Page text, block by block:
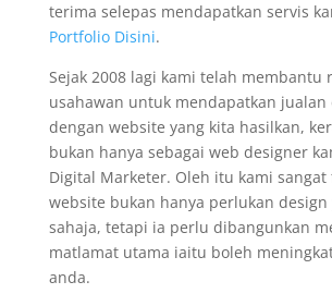
terima selepas mendapatkan servis
Portfolio Disini.
Sejak 2008 lagi kami telah membantu
usahawan untuk mendapatkan jualan
dengan website yang kita hasilkan,
bukan hanya sebagai web designer
Digital Marketer. Oleh itu kami sangat
website bukan hanya perlukan design
sahaja, tetapi ia perlu dibangunkan
matlamat utama iaitu boleh
anda.